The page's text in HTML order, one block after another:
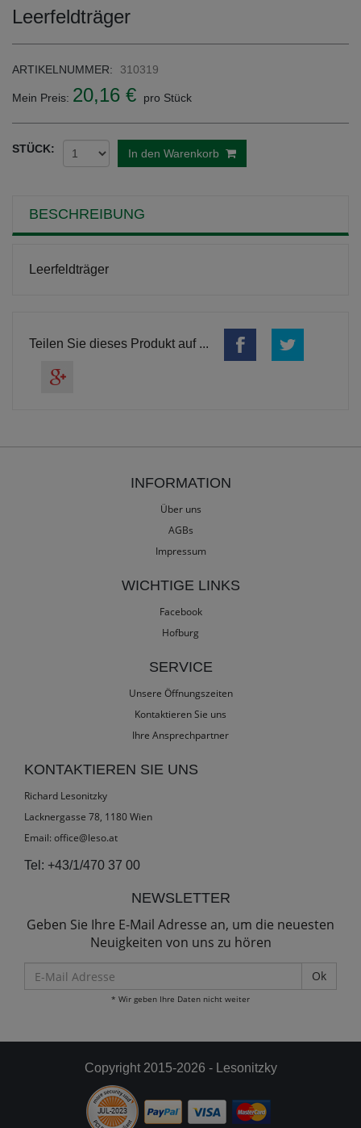
Leerfeldträger
ARTIKELNUMMER: 310319
Mein Preis: 20,16 € pro Stück
STÜCK: In den Warenkorb
BESCHREIBUNG
Leerfeldträger
Teilen Sie dieses Produkt auf ...
INFORMATION
Über uns
AGBs
Impressum
WICHTIGE LINKS
Facebook
Hofburg
SERVICE
Unsere Öffnungszeiten
Kontaktieren Sie uns
Ihre Ansprechpartner
KONTAKTIEREN SIE UNS
Richard Lesonitzky
Lacknergasse 78, 1180 Wien
Email: office@leso.at
Tel: +43/1/470 37 00
NEWSLETTER
Geben Sie Ihre E-Mail Adresse an, um die neuesten
Neuigkeiten von uns zu hören
Mail
Adresse
* Wir geben Ihre Daten nicht weiter
Copyright 2015-2026 - Lesonitzky